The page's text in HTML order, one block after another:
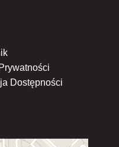
Dostępności